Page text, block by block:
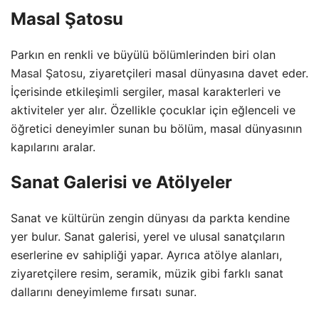
Masal Şatosu
Parkın en renkli ve büyülü bölümlerinden biri olan
Masal Şatosu, ziyaretçileri masal dünyasına davet eder.
İçerisinde etkileşimli sergiler, masal karakterleri ve
aktiviteler yer alır. Özellikle çocuklar için eğlenceli ve
öğretici deneyimler sunan bu bölüm, masal dünyasının
kapılarını aralar.
Sanat Galerisi ve Atölyeler
Sanat ve kültürün zengin dünyası da parkta kendine
yer bulur. Sanat galerisi, yerel ve ulusal sanatçıların
eserlerine ev sahipliği yapar. Ayrıca atölye alanları,
ziyaretçilere resim, seramik, müzik gibi farklı sanat
dallarını deneyimleme fırsatı sunar.